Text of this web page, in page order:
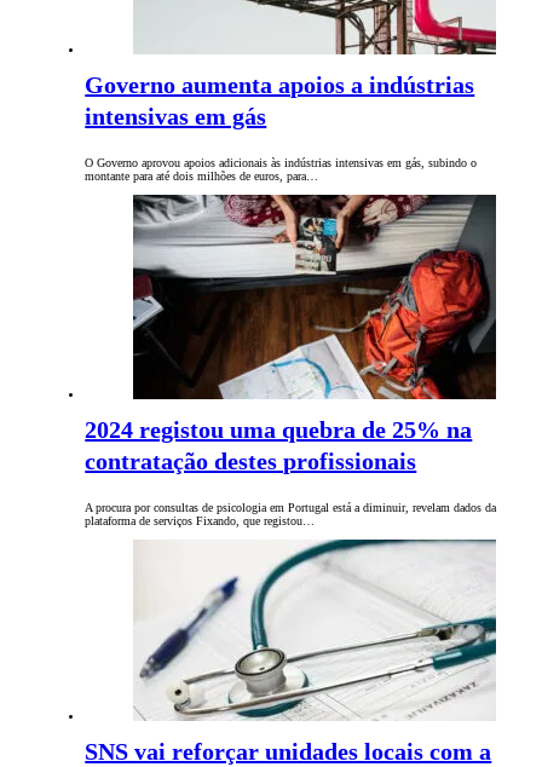
Governo aumenta apoios a indústrias
intensivas em gás
O Governo aprovou apoios adicionais às indústrias intensivas em gás, subindo o
montante para até dois milhões de euros, para…
2024 registou uma quebra de 25% na
contratação destes profissionais
A procura por consultas de psicologia em Portugal está a diminuir, revelam dados da
plataforma de serviços Fixando, que registou…
SNS vai reforçar unidades locais com a